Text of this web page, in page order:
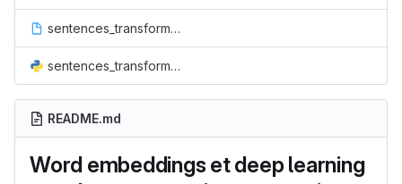
sentences_transformers_fin_23_06_fin.ipynb
sentences_transformers_fin_23_06_fin.py
README.md
Word embeddings et deep learning